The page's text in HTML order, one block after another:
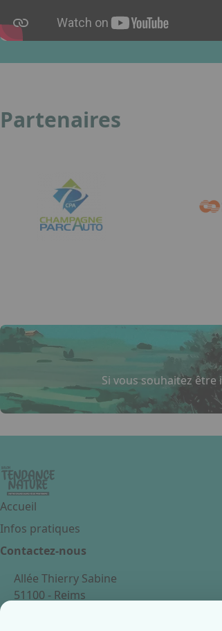
Partenaires
Si vous souhaitez
Accueil
Infos pratiques
Contactez-nous
Allée Thierry Sabine
51100 - Reims